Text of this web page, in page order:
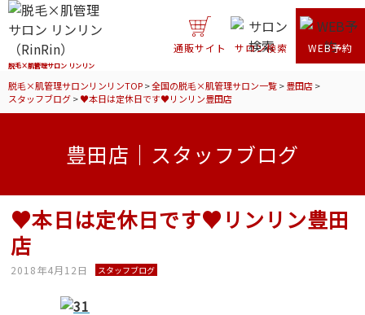
脱毛×肌管理サロン リンリン
通販サイト サロン検索 WEB予約
脱毛×肌管理サロンリンリンTOP>全国の脱毛×肌管理サロン一覧>豊田店>
スタッフブログ>♥本日は定休日です♥リンリン豊田店
豊田店｜スタッフブログ
♥本日は定休日です♥リンリン豊田
店
2018年4月12日 スタッフブログ